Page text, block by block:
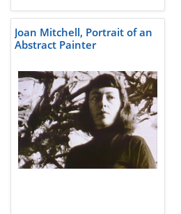
Joan Mitchell, Portrait of an
Abstract Painter